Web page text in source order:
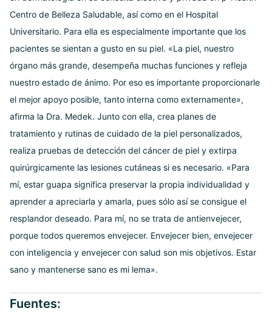
Centro de Belleza Saludable, así como en el Hospital
Universitario. Para ella es especialmente importante que los
pacientes se sientan a gusto en su piel. «La piel, nuestro
órgano más grande, desempeña muchas funciones y refleja
nuestro estado de ánimo. Por eso es importante proporcionarle
el mejor apoyo posible, tanto interna como externamente»,
afirma la Dra. Medek. Junto con ella, crea planes de
tratamiento y rutinas de cuidado de la piel personalizados,
realiza pruebas de detección del cáncer de piel y extirpa
quirúrgicamente las lesiones cutáneas si es necesario. «Para
mí, estar guapa significa preservar la propia individualidad y
aprender a apreciarla y amarla, pues sólo así se consigue el
resplandor deseado. Para mí, no se trata de antienvejecer,
porque todos queremos envejecer. Envejecer bien, envejecer
con inteligencia y envejecer con salud son mis objetivos. Estar
sano y mantenerse sano es mi lema».
Fuentes: